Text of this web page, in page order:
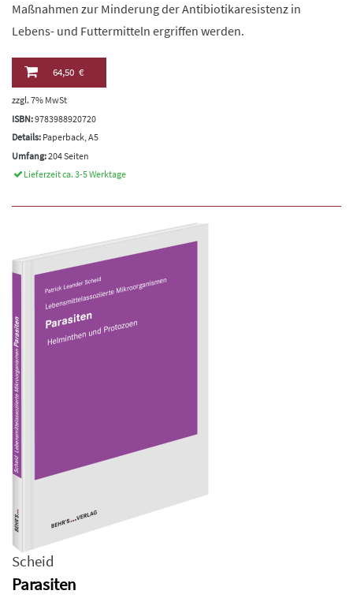
Maßnahmen zur Minderung der Antibiotikaresistenz in
Lebens- und Futtermitteln ergriffen werden.
64,50 €
zzgl. 7% MwSt
ISBN:9783988920720
Details: Paperback, A5
Umfang:204 Seiten
Lieferzeit ca. 3-5 Werktage
Scheid
Parasiten